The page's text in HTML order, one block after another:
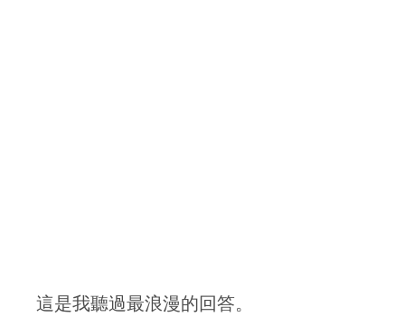
這是我聽過最浪漫的回答。